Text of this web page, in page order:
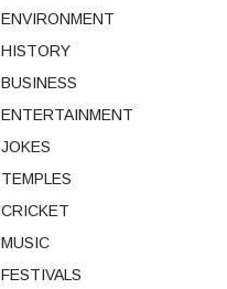
ENVIRONMENT
HISTORY
BUSINESS
ENTERTAINMENT
JOKES
TEMPLES
CRICKET
MUSIC
FESTIVALS